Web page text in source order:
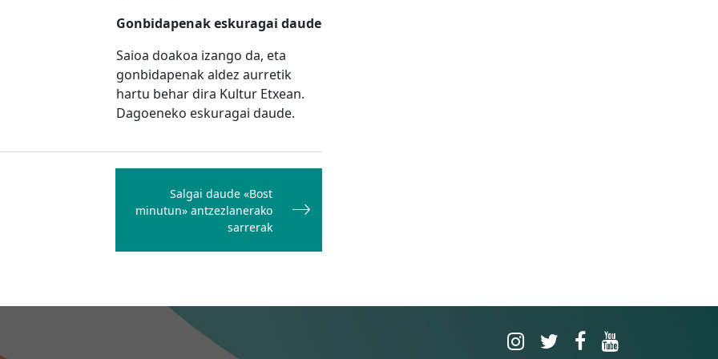
Gonbidapenak eskuragai daude
Saioa doakoa izango da, eta
gonbidapenak aldez aurretik
hartu behar dira Kultur Etxean.
Dagoeneko eskuragai daude.
Salgai daude «Bost
minutun» antzezlanerako
sarrerak